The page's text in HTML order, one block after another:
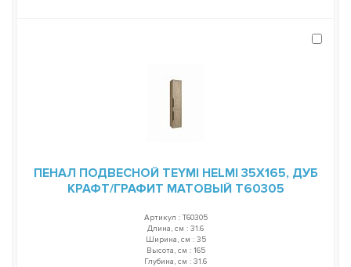
ПЕНАЛ ПОДВЕСНОЙ TEYMI HELMI 35Х165, ДУБ
КРАФТ/ГРАФИТ МАТОВЫЙ T60305
Артикул : T60305
Длина, см : 31.6
Ширина, см : 35
Высота, см : 165
Глубина, см : 31.6